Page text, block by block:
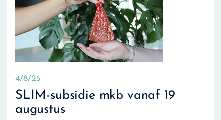
4/8/26
SLIM-subsidie mkb vanaf 19
augustus